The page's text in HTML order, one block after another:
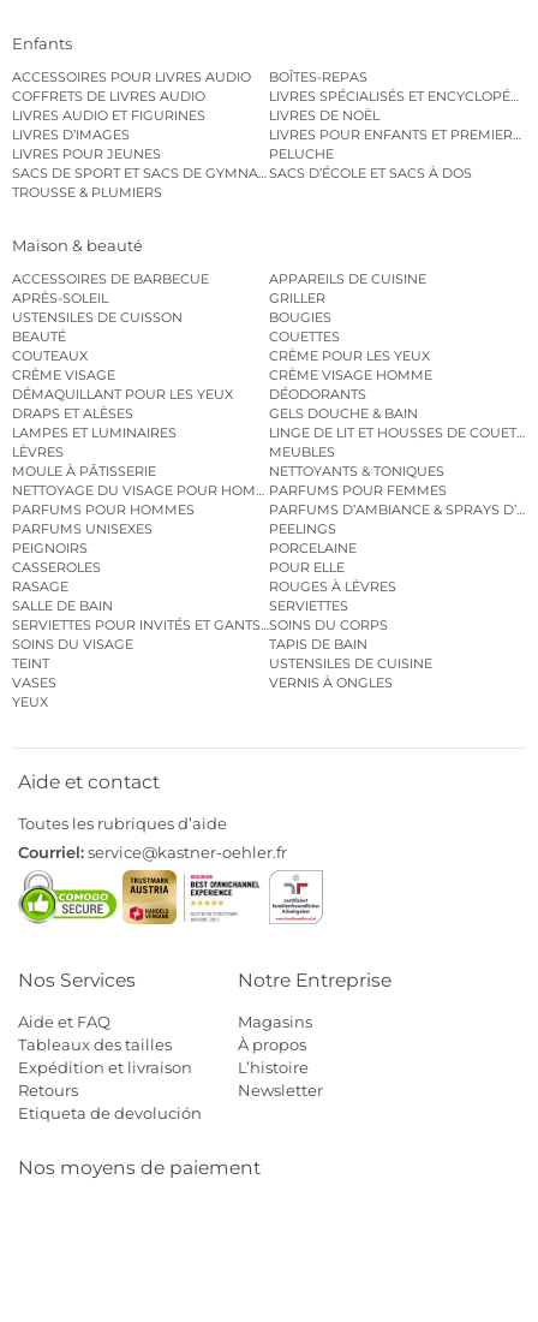
Enfants
ACCESSOIRES POUR LIVRES AUDIO
BOÎTES-REPAS
COFFRETS DE LIVRES AUDIO
LIVRES SPÉCIALISÉS ET
LIVRES AUDIO ET FIGURINES
LIVRES DE NOËL
LIVRES D’IMAGES
LIVRES POUR ENFANTS ET PREMIERS
LIVRES POUR JEUNES
PELUCHE
SACS DE SPORT ET SACS DE GYMNASTIQUESACS D’ÉCOLE ET SACS À DOS
TROUSSE & PLUMIERS
Maison & beauté
ACCESSOIRES DE BARBECUE
APPAREILS DE CUISINE
APRÈS-SOLEIL
GRILLER
USTENSILES DE CUISSON
BOUGIES
BEAUTÉ
COUETTES
COUTEAUX
CRÈME POUR LES YEUX
CRÈME VISAGE
CRÈME VISAGE HOMME
DÉMAQUILLANT POUR LES YEUX
DÉODORANTS
DRAPS ET ALÈSES
GELS DOUCHE & BAIN
LAMPES ET LUMINAIRES
LINGE DE LIT ET HOUSSES DE COUETTE
LÈVRES
MEUBLES
MOULE À PÂTISSERIE
NETTOYANTS & TONIQUES
NETTOYAGE DU VISAGE POUR HOMMESPARFUMS POUR FEMMES
PARFUMS POUR HOMMES
PARFUMS D’AMBIANCE & SPRAYS
PARFUMS UNISEXES
PEELINGS
PEIGNOIRS
PORCELAINE
CASSEROLES
POUR ELLE
RASAGE
ROUGES À LÈVRES
SALLE DE BAIN
SERVIETTES
SERVIETTES POUR INVITÉS ET GANTS DE TOILETTE
SOINS DU CORPS
SOINS DU VISAGE
TAPIS DE BAIN
TEINT
USTENSILES DE CUISINE
VASES
VERNIS À ONGLES
YEUX
Aide et contact
Toutes les rubriques d’aide
Courriel:service@kastner-oehler.fr
Nos Services
Aide et FAQ
Tableaux des tailles
Expédition et livraison
Retours
Etiqueta de devolución
Notre Entreprise
Magasins
À propos
L’histoire
Newsletter
Nos moyens de paiement